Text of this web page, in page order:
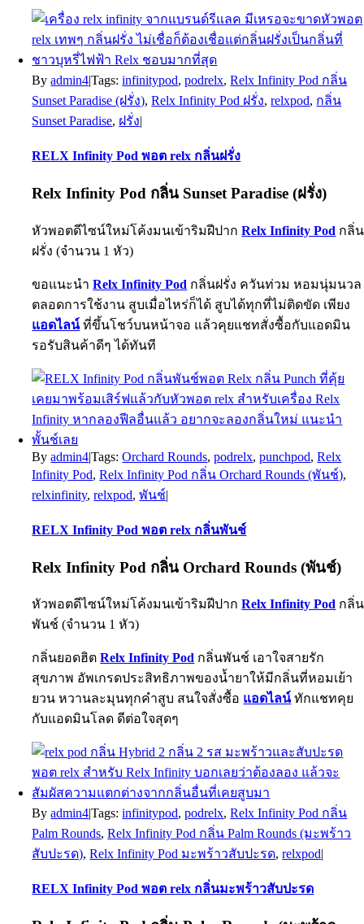
Byadmin4|Tags:infinitypod,podrelx,Relx Infinity Pod กลิ่น
Sunset Paradise (ฝรั่ง),Relx Infinity Pod ฝรั่ง,relxpod, กลิ่น
Sunset Paradise, ฝรั่ง|
RELX Infinity Pod พอต relx กลิ่นฝรั่ง
Relx Infinity Pod กลิ่น Sunset Paradise (ฝรั่ง)
หัวพอตดีไซน์ใหม่โค้งมนเข้าริมฝีปากRelx Infinity Pod กลิ่น
ฝรั่ง (จำนวน 1 หัว)
ขอแนะนำRelx Infinity Pod กลิ่นฝรั่ง ควันท่วม หอมนุ่มนวล
ตลอดการใช้งาน สูบเมื่อไหร่ก็ได้ สูบได้ทุกที่ไม่ติดขัด เพียง
แอดไลน์ที่ขึ้นโชว์บนหน้าจอ แล้วคุยแชทสั่งซื้อกับแอดมิน
รอรับสินค้าดีๆ ได้ทันที
Byadmin4|Tags:Orchard Rounds,podrelx,punchpod,Relx
Infinity Pod,Relx Infinity Pod กลิ่น Orchard Rounds (พันช์),
relxinfinity,relxpod,พันช์|
RELX Infinity Pod พอต relx กลิ่นพันช์
Relx Infinity Pod กลิ่น Orchard Rounds (พันช์)
หัวพอตดีไซน์ใหม่โค้งมนเข้าริมฝีปากRelx Infinity Pod กลิ่น
พันช์ (จำนวน 1 หัว)
กลิ่นยอดฮิตRelx Infinity Pod กลิ่นพันช์ เอาใจสายรัก
สุขภาพ อัพเกรดประสิทธิภาพของน้ำยาให้มีกลิ่นที่หอมเย้า
ยวน หวานละมุนทุกคำสูบ สนใจสั่งซื้อ แอดไลน์ทักแชทคุย
กับแอดมินโลด ดีต่อใจสุดๆ
Byadmin4|Tags:infinitypod,podrelx,Relx Infinity Pod กลิ่น
Palm Rounds,Relx Infinity Pod กลิ่น Palm Rounds (มะพร้าว
สับปะรด),Relx Infinity Pod มะพร้าวสับปะรด,relxpod|
RELX Infinity Pod พอต relx กลิ่นมะพร้าวสับปะรด